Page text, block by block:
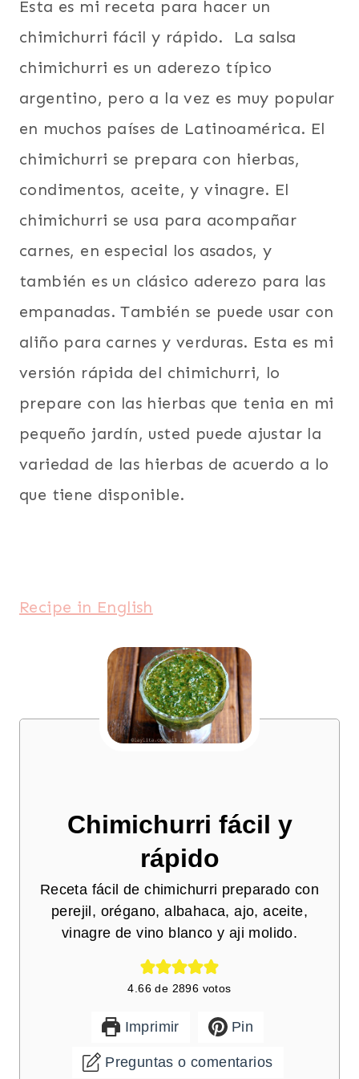
Esta es mi receta para hacer un
chimichurri fácil y rápido. La salsa
chimichurri es un aderezo típico
argentino, pero a la vez es muy popular
en muchos países de Latinoamérica. El
chimichurri se prepara con hierbas,
condimentos, aceite, y vinagre. El
chimichurri se usa para acompañar
carnes, en especial los asados, y
también es un clásico aderezo para las
empanadas. También se puede usar con
aliño para carnes y verduras. Esta es mi
versión rápida del chimichurri, lo
prepare con las hierbas que tenia en mi
pequeño jardín, usted puede ajustar la
variedad de las hierbas de acuerdo a lo
que tiene disponible.
Recipe in English
Chimichurri fácil y
rápido
Receta fácil de chimichurri preparado con
perejil, orégano, albahaca, ajo, aceite,
vinagre de vino blanco y aji molido.
4.66de 2896 votos
Imprimir Pin
Preguntas o comentarios